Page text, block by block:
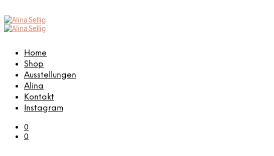
Home
Shop
Ausstellungen
Alina
Kontakt
Instagram
0
0